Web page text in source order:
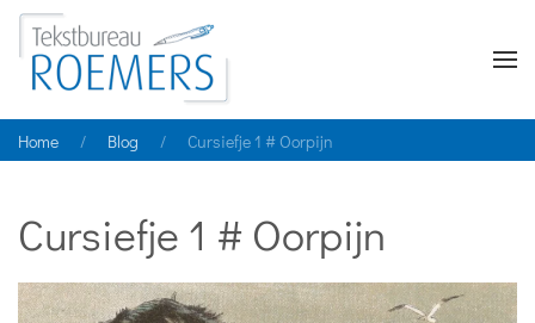
Home Blog Cursiefje 1 # Oorpijn
Cursiefje 1 # Oorpijn